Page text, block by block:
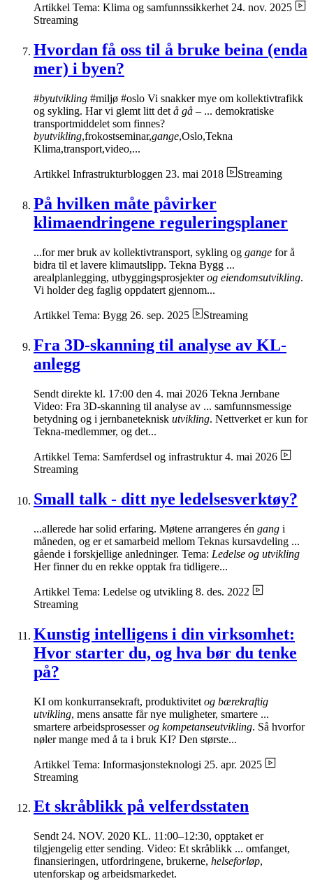
Artikkel Tema: Klima og samfunnssikkerhet 24. nov. 2025
Streaming
Hvordan få oss til å bruke beina (enda
mer) i byen?
#byutvikling #miljø #oslo Vi snakker mye om kollektivtrafikk
og sykling. Har vi glemt litt det å gå – ... demokratiske
transportmiddelet som finnes?
byutvikling,frokostseminar,gange,Oslo,Tekna
Klima,transport,video,...
Artikkel Infrastrukturbloggen 23. mai 2018 Streaming
På hvilken måte påvirker
klimaendringene reguleringsplaner
...for mer bruk av kollektivtransport, sykling og gange for å
bidra til et lavere klimautslipp. Tekna Bygg ...
arealplanlegging, utbyggingsprosjekterog eiendomsutvikling.
Vi holder deg faglig oppdatert gjennom...
Artikkel Tema: Bygg 26. sep. 2025 Streaming
Fra 3D-skanning til analyse av KL-
anlegg
Sendt direkte kl. 17:00 den 4. mai 2026 Tekna Jernbane
Video: Fra 3D-skanning til analyse av ... samfunnsmessige
betydning og i jernbaneteknisk utvikling. Nettverket er kun for
Tekna-medlemmer, og det...
Artikkel Tema: Samferdsel og infrastruktur 4. mai 2026
Streaming
Small talk - ditt nye ledelsesverktøy?
...allerede har solid erfaring. Møtene arrangeres én gang i
måneden, og er et samarbeid mellom Teknas kursavdeling ...
gående i forskjellige anledninger. Tema: Ledelse og utvikling
Her finner du en rekke opptak fra tidligere...
Artikkel Tema: Ledelse og utvikling 8. des. 2022
Streaming
Kunstig intelligens i din virksomhet:
Hvor starter du, og hva bør du tenke
på?
KI om konkurransekraft, produktivitet og bærekraftig
utvikling, mens ansatte får nye muligheter, smartere ...
smartere arbeidsprosesserog kompetanseutvikling. Så hvorfor
nøler mange med å ta i bruk KI? Den største...
Artikkel Tema: Informasjonsteknologi 25. apr. 2025
Streaming
Et skråblikk på velferdsstaten
Sendt 24. NOV. 2020 KL. 11:00–12:30, opptaket er
tilgjengelig etter sending. Video: Et skråblikk ... omfanget,
finansieringen, utfordringene, brukerne, helseforløp,
utenforskap og arbeidsmarkedet.